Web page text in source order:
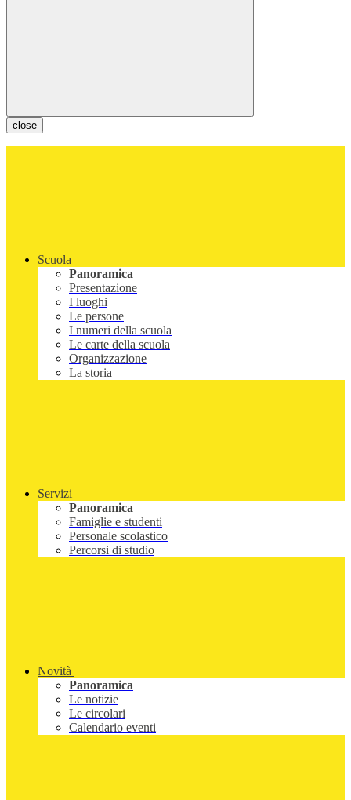
close
Scuola
Panoramica
Presentazione
I luoghi
Le persone
I numeri della scuola
Le carte della scuola
Organizzazione
La storia
Servizi
Panoramica
Famiglie e studenti
Personale scolastico
Percorsi di studio
Novità
Panoramica
Le notizie
Le circolari
Calendario eventi